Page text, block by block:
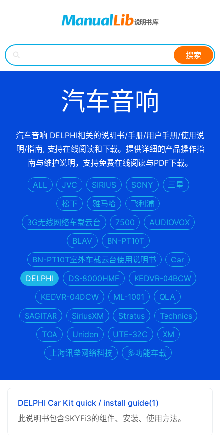
搜索
汽车音响
汽车音响 DELPHI相关的说明书/手册/用户手册/使用说
明/指南, 支持在线阅读和下载。提供详细的产品操作指
南与维护说明，支持免费在线阅读与PDF下载。
ALL JVC SIRIUS SONY
三星
松下
雅马哈
飞利浦
3G无线网络车载云台
7500
AUDIOVOX
BLAV
BN-PT10T
BN-PT10T室外车载云台使用说明书
Car
DELPHI
DS-8000HMF
KEDVR-04BCW
KEDVR-04DCW
ML-1001
QLA
SAGITAR
SiriusXM Stratus
Technics
TOA
Uniden UTE-32C
XM
上海讯垒网络科技
多功能车载
DELPHI Car Kit quick / install guide(1)
此说明书包含SKYFi3的组件、安装、使用方法。